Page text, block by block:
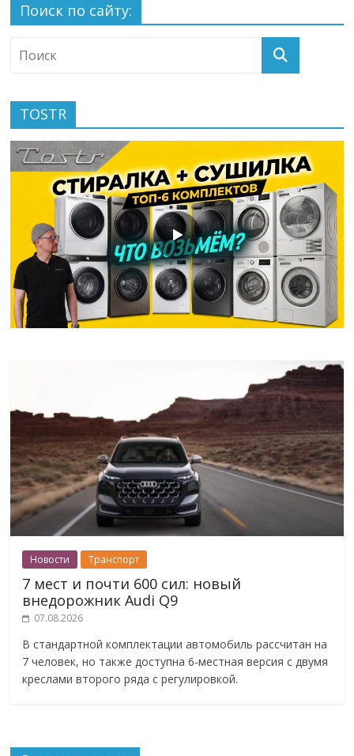
Поиск по сайту:
TOSTR
Новости Транспорт
7 мест и почти 600 сил: новый
внедорожник Audi Q9
07.08.2026
В стандартной комплектации автомобиль рассчитан на
7 человек, но также доступна 6-местная версия с двумя
креслами второго ряда с регулировкой.